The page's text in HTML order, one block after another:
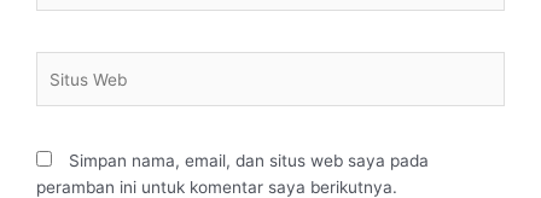
Web
Simpan nama, email, dan situs web saya pada
peramban ini untuk komentar saya berikutnya.